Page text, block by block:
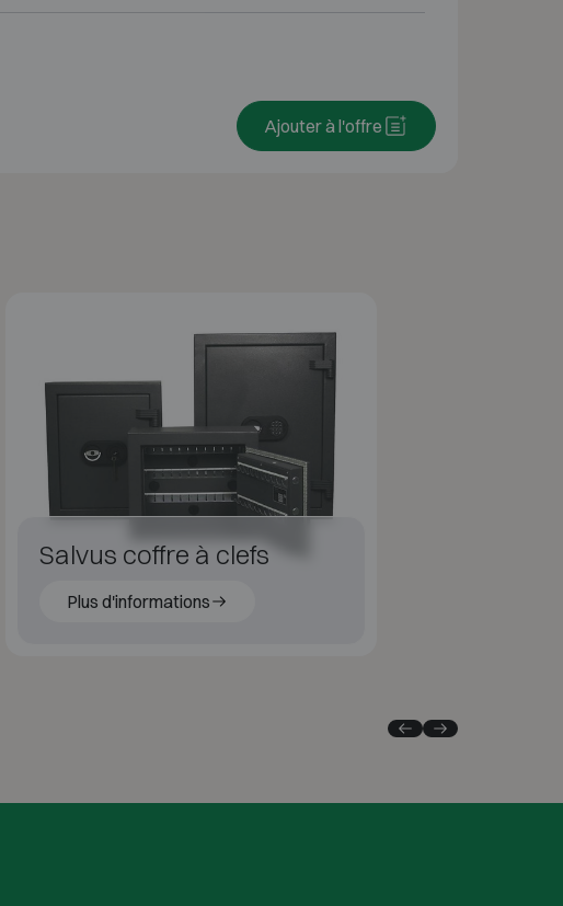
Ajouter à l'offre
Salvus coffre à clefs
Plus d'informations